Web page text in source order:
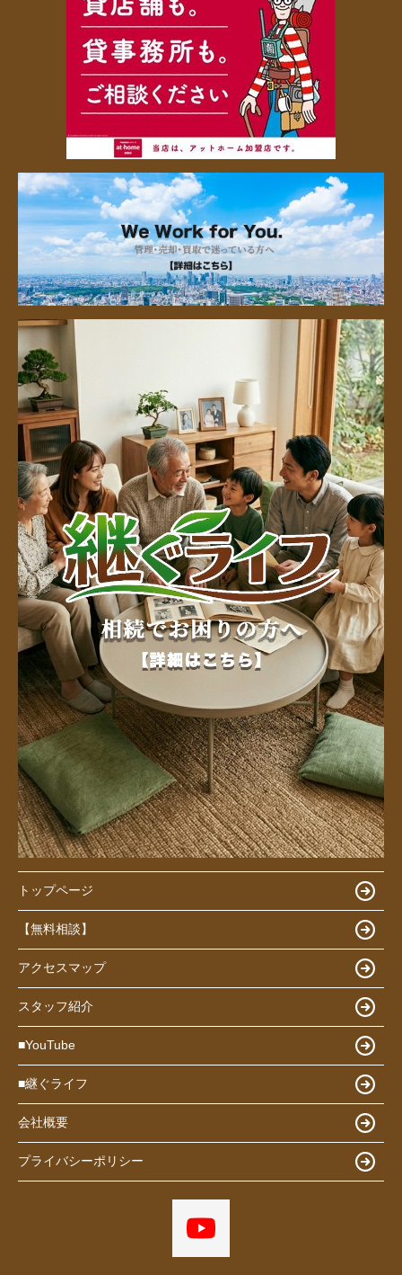
トップページ
【無料相談】
アクセスマップ
スタッフ紹介
■YouTube
■継ぐライフ
会社概要
プライバシーポリシー